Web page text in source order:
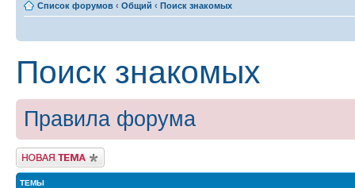
Список форумов ‹ Общий ‹ Поиск знакомых
Поиск знакомых
Правила форума
Новая тема
ТЕМЫ